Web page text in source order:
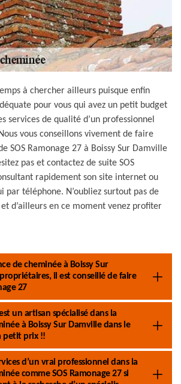
à chercher ailleurs puisque enfin
pour vous qui avez un petit budget
services de qualité d’un professionnel
vous conseillons vivement de faire
SOS Ramonage 27 à Boissy Sur Damville
pas et contactez de suite SOS
rapidement son site internet ou
par téléphone. N’oubliez surtout pas de
d’ailleurs en ce moment venez profiter
de cheminée à Boissy Sur
il est conseillé de faire
27
un artisan spécialisé dans la
à Boissy Sur Damville dans le
petit prix !!
d’un vrai professionnel dans la
comme SOS Ramonage 27 si